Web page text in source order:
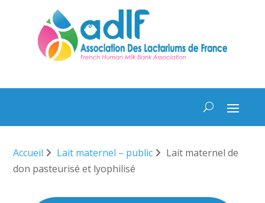
Accueil Lait maternel – public
Lait maternel de
don pasteurisé et lyophilisé